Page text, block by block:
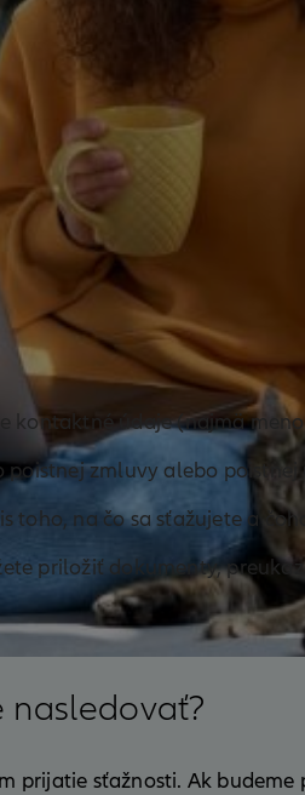
mohli rýchlo a
kontaktné údaje (najmä
poistnej zmluvy alebo
toho, na čo sa sťažujete a
priložiť dokumenty,
nasledovať?
prijatie sťažnosti. Ak